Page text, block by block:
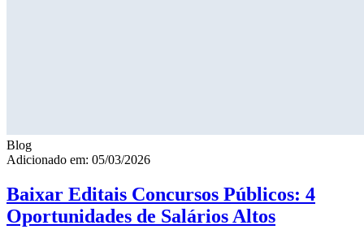
Blog
Adicionado em: 05/03/2026
Baixar Editais Concursos Públicos: 4
Oportunidades de Salários Altos